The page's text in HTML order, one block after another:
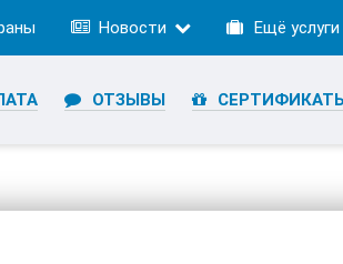
Новости Ещё услуги
ОТЗЫВЫ